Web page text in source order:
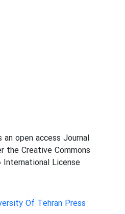
an open access Journal
the Creative Commons
License
Of Tehran Press